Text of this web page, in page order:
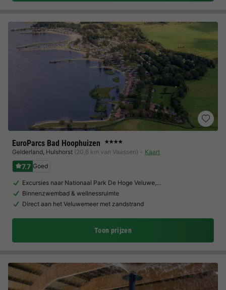
EuroParcs Bad Hoophuizen ★★★★
Gelderland, Hulshorst (20,6 km van Vaassen) Kaart
7.7 Goed
Excursies naar Nationaal Park De Hoge Veluwe,…
Binnenzwembad & wellnessruimte
Direct aan het Veluwemeer met zandstrand
Toon prijzen